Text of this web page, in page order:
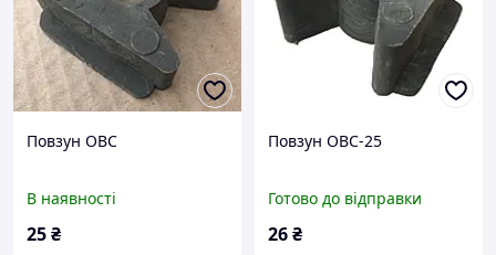
Повзун ОВС
В наявності
25₴
Повзун ОВС-25
Готово до відправки
26₴